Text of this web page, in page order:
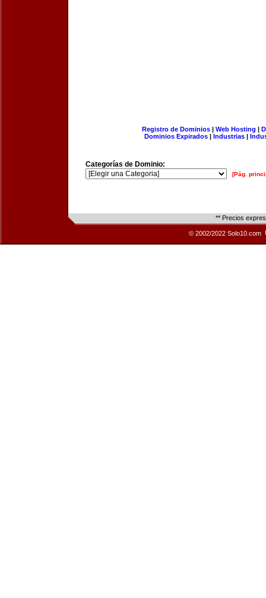
Registro de Dominios| Web Hosting |
Dominios Expirados | Industrias |
Categorías de Dominio:
[Pág.
** Precios
© 2002/2022 Solo10.com